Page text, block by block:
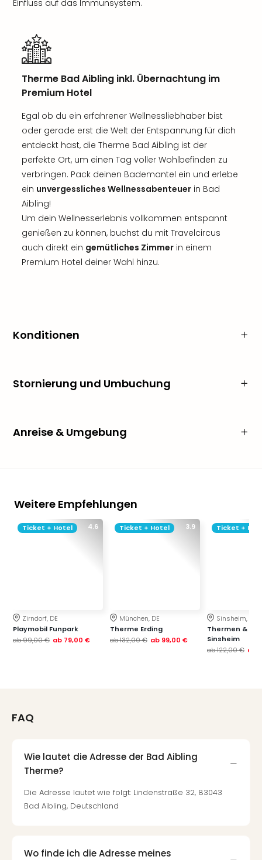
Einfluss auf das Immunsystem.
Therme Bad Aibling inkl. Übernachtung im
Premium Hotel
Egal ob du ein erfahrener Wellnessliebhaber bist
oder gerade erst die Welt der Entspannung für dich
entdeckt hast, die Therme Bad Aibling ist der
perfekte Ort, um einen Tag voller Wohlbefinden zu
verbringen. Pack deinen Bademantel ein und erlebe
ein unvergessliches Wellnessabenteuer in Bad
Aibling!
Um dein Wellnesserlebnis vollkommen entspannt
genießen zu können, buchst du mit Travelcircus
auch direkt ein gemütliches Zimmer in einem
Premium Hotel deiner Wahl hinzu.
Konditionen
Stornierung und Umbuchung
Anreise & Umgebung
Weitere Empfehlungen
4.6
Ticket + Hotel
Zirndorf, DE
Playmobil Funpark
ab99,00 € ab 79,00 €
3.9
Ticket + Hotel
München, DE
Therme Erding
ab132,00 € ab 99,00 €
Ticket +
Sinsheim, DE
Thermen &
Sinsheim
ab122,00 € ab
FAQ
Wie lautet die Adresse der Bad Aibling
Therme?
Die Adresse lautet wie folgt: Lindenstraße 32, 83043
Bad Aibling, Deutschland
Wo finde ich die Adresse meines